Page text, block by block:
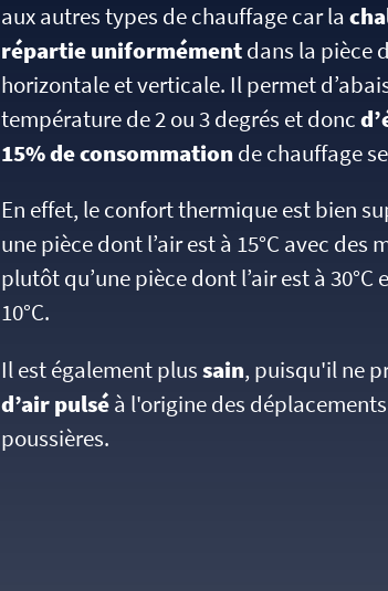
aux autres types de chauffage car la
répartie uniformémentdans la pièce
horizontale et verticale. Il permet
température de 2 ou 3 degrés et donc
15% de consommation de chauffage
En effet, le confort thermique est bien
une pièce dont l’air est à 15°C avec des
plutôt qu’une pièce dont l’air est à 30°C
10°C.
Il est également plussain, puisqu'il ne
d’air pulséà l'origine des
poussières.